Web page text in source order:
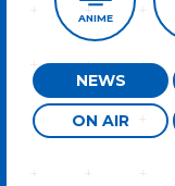
ANIME
NEWS
ON AIR